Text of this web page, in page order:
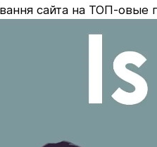
сайта на ТОП-овые